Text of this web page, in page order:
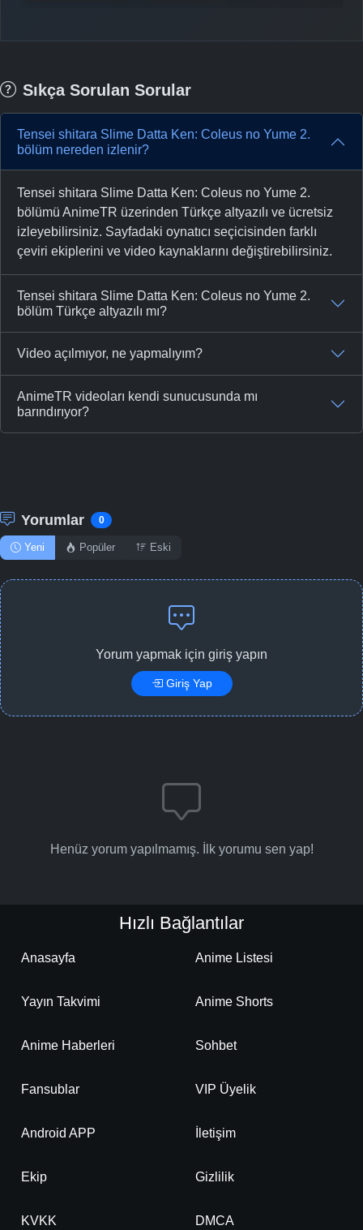
Sıkça Sorulan Sorular
Tensei shitara Slime Datta Ken: Coleus no Yume 2.
bölüm nereden izlenir?
Tensei shitara Slime Datta Ken: Coleus no Yume 2.
bölümü AnimeTR üzerinden Türkçe altyazılı ve ücretsiz
izleyebilirsiniz. Sayfadaki oynatıcı seçicisinden farklı
çeviri ekiplerini ve video kaynaklarını değiştirebilirsiniz.
Tensei shitara Slime Datta Ken: Coleus no Yume 2.
bölüm Türkçe altyazılı mı?
Video açılmıyor, ne yapmalıyım?
AnimeTR videoları kendi sunucusunda mı
barındırıyor?
Yorumlar 0
Yeni Popüler Eski
Yorum yapmak için giriş yapın
Giriş Yap
Henüz yorum yapılmamış. İlk yorumu sen yap!
Hızlı Bağlantılar
Anasayfa Anime Listesi
Yayın Takvimi Anime Shorts
Anime Haberleri Sohbet
Fansublar VIP Üyelik
Android APP İletişim
Ekip Gizlilik
KVKK DMCA